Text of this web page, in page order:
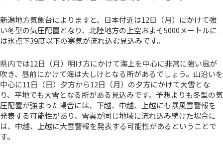
新潟地方気象台によりますと、日本付近は12日（月）にかけて強
い冬型の気圧配置となり、北陸地方の上空およそ5000メートルに
は氷点下39度以下の寒気が流れ込む見込みです。
県内では12日（月）明け方にかけて海上を中心に非常に強い風が
吹き、昼前にかけて海は大しけとなる所があるでしょう。山沿いを
中心に11日（日）夕方から12日（月）の夕方にかけて大雪とな
り、平地でも大雪となる所がある見込みです。予想よりも冬型の気
圧配置が強まった場合には、下越、中越、上越にも暴風雪警報を
発表する可能性があり、雪雲が同じ地域に流れ込み続けた場合に
は、中越、上越に大雪警報を発表する可能性があるということで
す。